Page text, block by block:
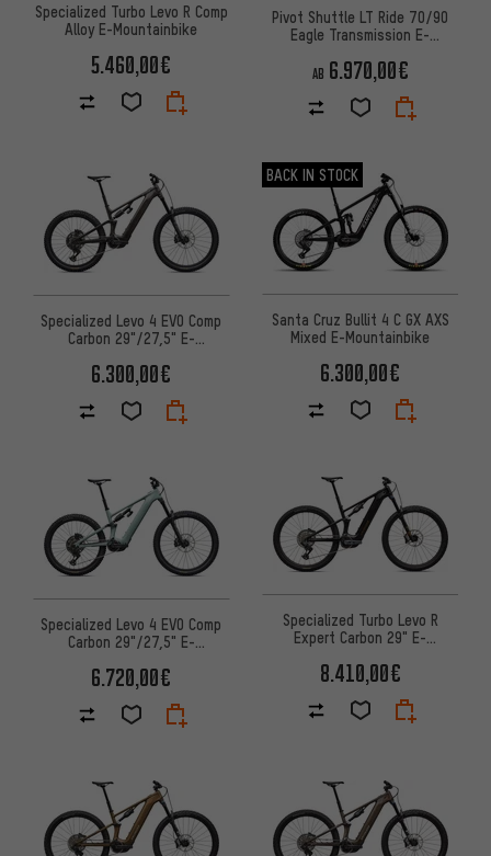
Specialized Turbo Levo R Comp
Alloy E-Mountainbike
5.460,00€
Pivot Shuttle LT Ride 70/90
Eagle Transmission E-
AB 6.970,00€
Specialized Levo 4 EVO Comp
Carbon 29"/27,5" E-
6.300,00€
BACK IN STOCK
Santa Cruz Bullit 4 C GX AXS
Mixed E-Mountainbike
6.300,00€
Specialized Levo 4 EVO Comp
Carbon 29"/27,5" E-
6.720,00€
Specialized Turbo Levo R
Expert Carbon 29" E-
8.410,00€